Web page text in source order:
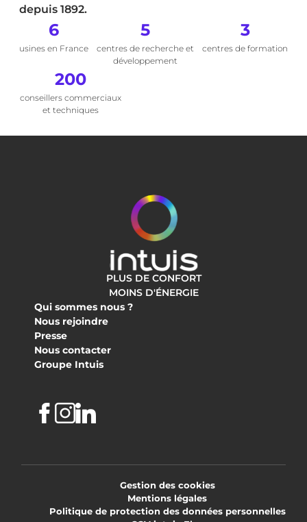
depuis 1892.
6
usines en France
5
centres de recherche et
développement
3
centres de formation
200
conseillers commerciaux
et techniques
PLUS DE CONFORT
MOINS D'ÉNERGIE
Qui sommes nous ?
Nous rejoindre
Presse
Nous contacter
Groupe Intuis
Facebook
Instagram
Linkedin
Gestion des cookies
Mentions légales
Politique de protection des données personnelles